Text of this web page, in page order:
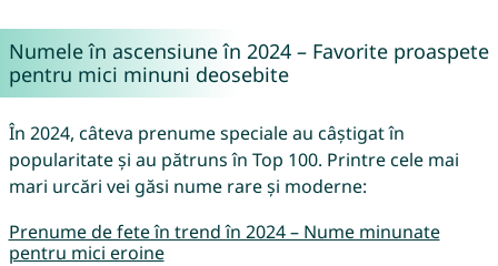
Numele în ascensiune în 2024 – Favorite proaspete
pentru mici minuni deosebite
În 2024, câteva prenume speciale au câștigat în
popularitate și au pătruns în Top 100. Printre cele mai
mari urcări vei găsi nume rare și moderne:
Prenume de fete în trend în 2024 – Nume minunate
pentru mici eroine